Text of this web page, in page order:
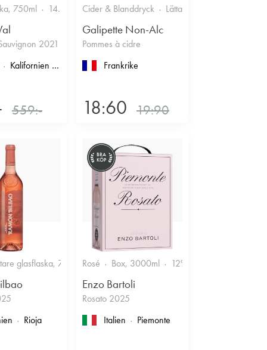
750ml 14.5%
2021
Kalifornien
, North Coast , Napa County
559:-
Cider & Blanddryck Lättare glasflaska, 330ml
Galipette Non-Alc
Pommes à cidre
Frankrike
18:60 19:90
glasflaska, 750ml 12.5% Fruktigt & Smakrikt
Rioja
BRA
KÖP
Rosé Box, 3000ml 12%
Enzo Bartoli
Rosato 2025
Italien
Piemonte